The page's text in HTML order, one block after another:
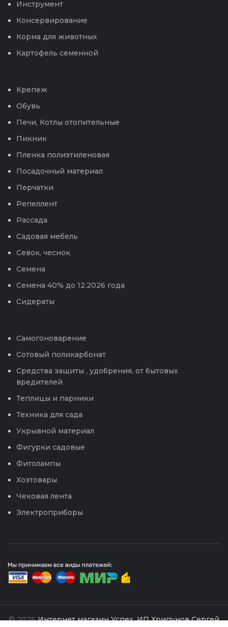
Инструмент
Консервирование
Корма для животных
Картофель семенной
Крепеж
Обувь
Печи, Котлы отопительные
Пикник
Пленка полиэтиленовая
Посадочный материал
Перчатки
Репеллент
Рассада
Садовая мебель
Севок, чеснок
Семена
Семена 40% до 12.2026 года
Сидераты
Самогоноварение
Сотовый поликарбонат
Средства защиты , удобрения, от бытовых
вредителей
Теплицы и парники
Техника для сада
Укрывной материал
Фигурки садовые
Фитолампы
Хозтовары
Чековая лента
Электроприборы
© 2026Интернет магазин Успех. ИП Хрипунов Сергей